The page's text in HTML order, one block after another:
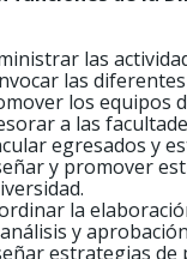
las
las
los equipos
a las
egresados y
y promover
la
y
estrategias de